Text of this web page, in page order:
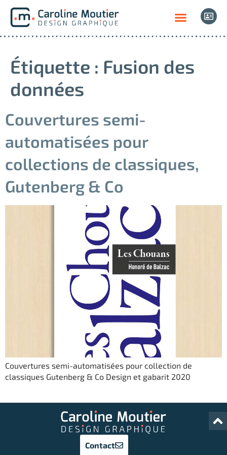
Étiquette : Fusion des
données
Couvertures semi-
automatisées pour
collections de classiques,
Gutenberg & Co
Couvertures semi-automatisées pour collection de
classiques Gutenberg & Co Design et gabarit 2020
Contact